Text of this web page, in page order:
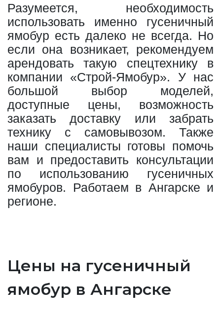
Разумеется, необходимость
использовать именно гусеничный
ямобур есть далеко не всегда. Но
если она возникает, рекомендуем
арендовать такую спецтехнику в
компании «Строй-Ямобур». У нас
большой выбор моделей,
доступные цены, возможность
заказать доставку или забрать
технику с самовывозом. Также
наши специалисты готовы помочь
вам и предоставить консультации
по использованию гусеничных
ямобуров. Работаем в Ангарске и
регионе.
Цены на гусеничный
ямобур в Ангарске